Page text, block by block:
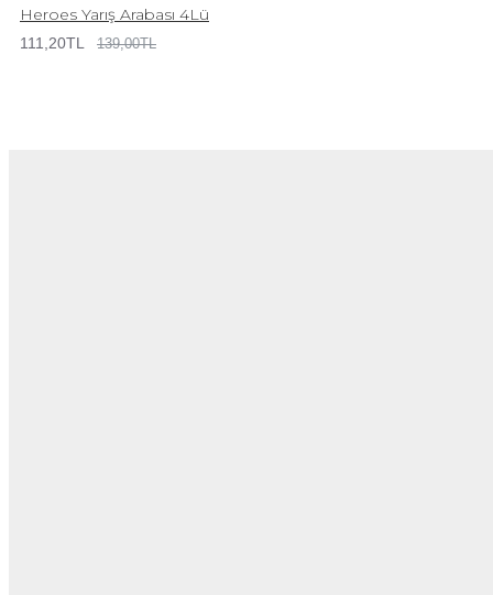
Heroes Yarış Arabası 4Lü
111,20TL 139,00TL